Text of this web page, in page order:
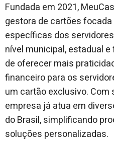
Fundada em 2021,
gestora de cartões
específicas dos
nível municipal, estadual
de oferecer mais
financeiro para os
um cartão exclusivo. Com
empresa já atua em
do Brasil, simplificando
soluções personalizadas.